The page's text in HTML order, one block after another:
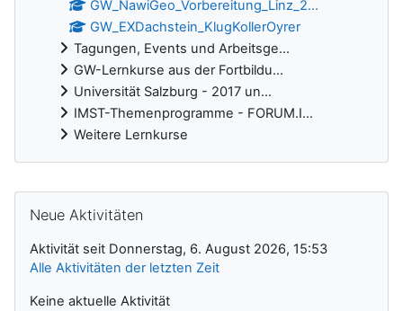
GW_NawiGeo_Vorbereitung_Linz_2...
GW_EXDachstein_KlugKollerOyrer
Tagungen, Events und Arbeitsge...
GW-Lernkurse aus der Fortbildu...
Universität Salzburg - 2017 un...
IMST-Themenprogramme - FORUM.I...
Weitere Lernkurse
Neue Aktivitäten
Aktivität seit Donnerstag, 6. August 2026, 15:53
Alle Aktivitäten der letzten Zeit
Keine aktuelle Aktivität